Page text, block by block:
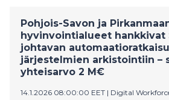
Kesätyökavereille tarjotaan samat
oikeudet kuin vakituiselle
Pohjois-Savon ja
hyvinvointialueet hankkivat
johtavan
järjestelmien arkistointiin –
yhteisarvo 2 M€
14.1.2026 08:00:00 EET | Digital